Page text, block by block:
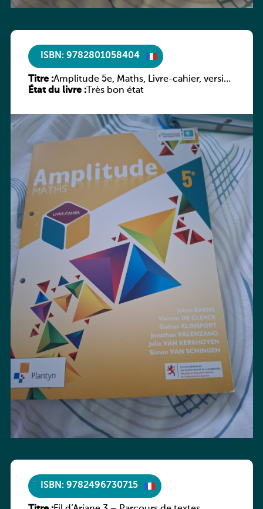
ISBN: 9782801058404
Titre :Amplitude 5e, Maths, Livre-cahier, version
luxembourgeoise
État du livre :Très bon état
ISBN: 9782496730715